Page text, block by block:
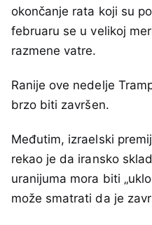
okončanje rata koji su
februaru se u velikoj
razmene vatre.
Ranije ove nedelje
brzo biti završen.
Međutim, izraelski
rekao je da iransko
uranijuma mora biti
može smatrati da je